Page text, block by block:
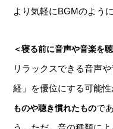
より気軽にBGMのよう
＜寝る前に音声や音楽を
リラックスできる音声
経」を優位にする可能
ものや聴き慣れたもので